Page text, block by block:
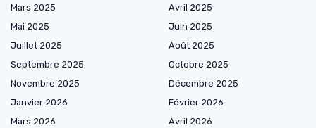
Mars 2025
Avril 2025
Mai 2025
Juin 2025
Juillet 2025
Août 2025
Septembre 2025
Octobre 2025
Novembre 2025
Décembre 2025
Janvier 2026
Février 2026
Mars 2026
Avril 2026